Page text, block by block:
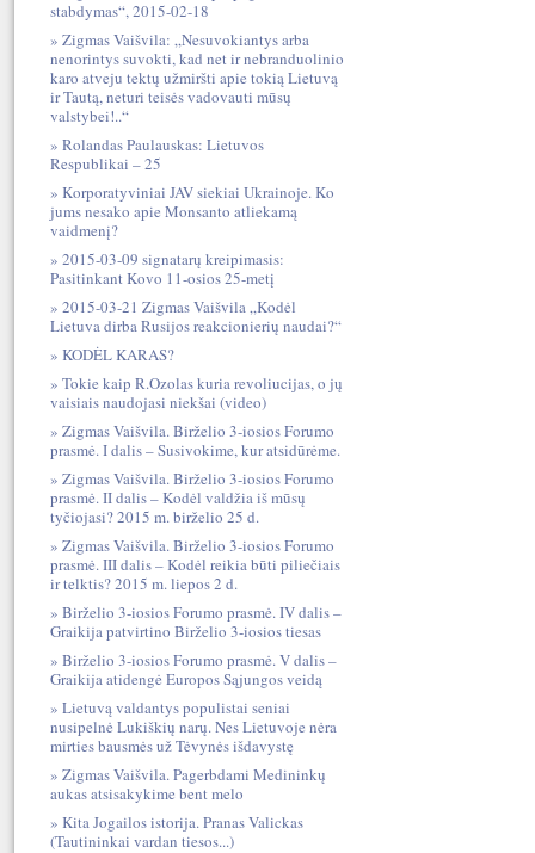
stabdymas“, 2015-02-18
Zigmas Vaišvila: „Nesuvokiantys arba
nenorintys suvokti, kad net ir nebranduolinio
karo atveju tektų užmiršti apie tokią Lietuvą
ir Tautą, neturi teisės vadovauti mūsų
valstybei!..“
Rolandas Paulauskas: Lietuvos
Respublikai – 25
Korporatyviniai JAV siekiai Ukrainoje. Ko
jums nesako apie Monsanto atliekamą
vaidmenį?
2015-03-09 signatarų kreipimasis:
Pasitinkant Kovo 11-osios 25-metį
2015-03-21 Zigmas Vaišvila „Kodėl
Lietuva dirba Rusijos reakcionierių naudai?“
KODĖL KARAS?
Tokie kaip R.Ozolas kuria revoliucijas, o jų
vaisiais naudojasi niekšai (video)
Zigmas Vaišvila. Birželio 3-iosios Forumo
prasmė. I dalis – Susivokime, kur atsidūrėme.
Zigmas Vaišvila. Birželio 3-iosios Forumo
prasmė. II dalis – Kodėl valdžia iš mūsų
tyčiojasi? 2015 m. birželio 25 d.
Zigmas Vaišvila. Birželio 3-iosios Forumo
prasmė. III dalis – Kodėl reikia būti piliečiais
ir telktis? 2015 m. liepos 2 d.
Birželio 3-iosios Forumo prasmė. IV dalis –
Graikija patvirtino Birželio 3-iosios tiesas
Birželio 3-iosios Forumo prasmė. V dalis –
Graikija atidengė Europos Sąjungos veidą
Lietuvą valdantys populistai seniai
nusipelnė Lukiškių narų. Nes Lietuvoje nėra
mirties bausmės už Tėvynės išdavystę
Zigmas Vaišvila. Pagerbdami Medininkų
aukas atsisakykime bent melo
Kita Jogailos istorija. Pranas Valickas
(Tautininkai vardan tiesos...)